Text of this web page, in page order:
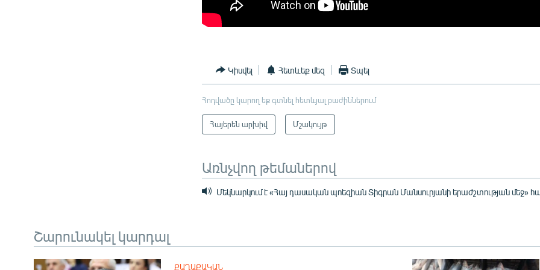
Կիսվել Հետևեք մեզ Տպել
Հոդվածը կարող եք գտնել հետևյալ բաժիններում
Հայերեն արխիվ Մշակույթ
Առնչվող թեմաներով
Մեկնարկում է «Հայ դասական պոեզիան Տիգրան Մանսուրյանի երաժշտության մեջ»
Շարունակել կարդալ
ՔԱՂԱՔԱԿԱՆ